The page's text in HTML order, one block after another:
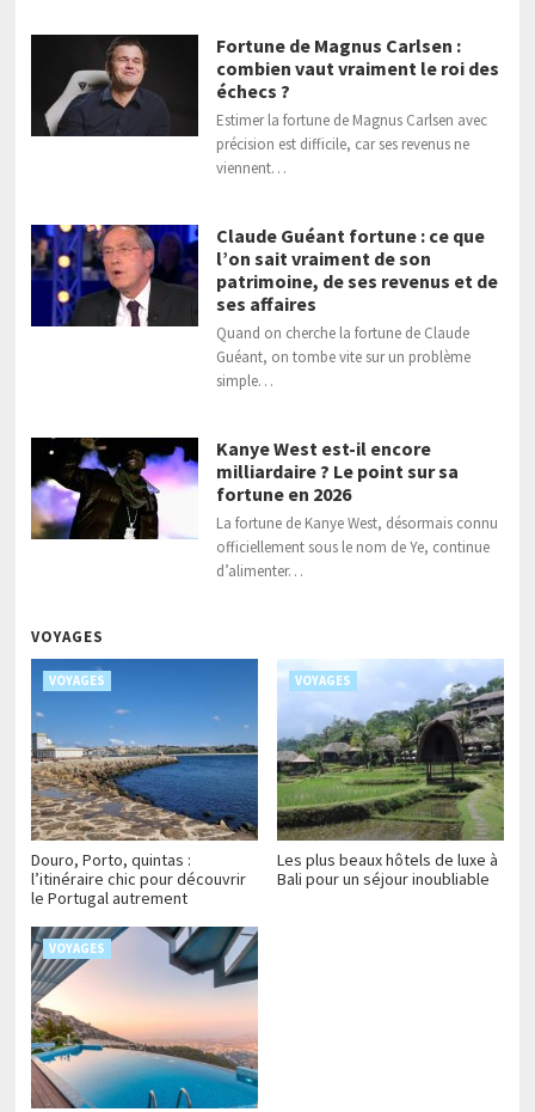
Fortune de Magnus Carlsen :
combien vaut vraiment le roi des
échecs ?
Estimer la fortune de Magnus Carlsen avec
précision est difficile, car ses revenus ne
viennent…
Claude Guéant fortune : ce que
l’on sait vraiment de son
patrimoine, de ses revenus et de
ses affaires
Quand on cherche la fortune de Claude
Guéant, on tombe vite sur un problème
simple…
Kanye West est-il encore
milliardaire ? Le point sur sa
fortune en 2026
La fortune de Kanye West, désormais connu
officiellement sous le nom de Ye, continue
d’alimenter…
VOYAGES
Douro, Porto, quintas :
l’itinéraire chic pour découvrir
le Portugal autrement
VOYAGES
Les plus beaux hôtels de luxe à
Bali pour un séjour inoubliable
VOYAGES
VOYAGES